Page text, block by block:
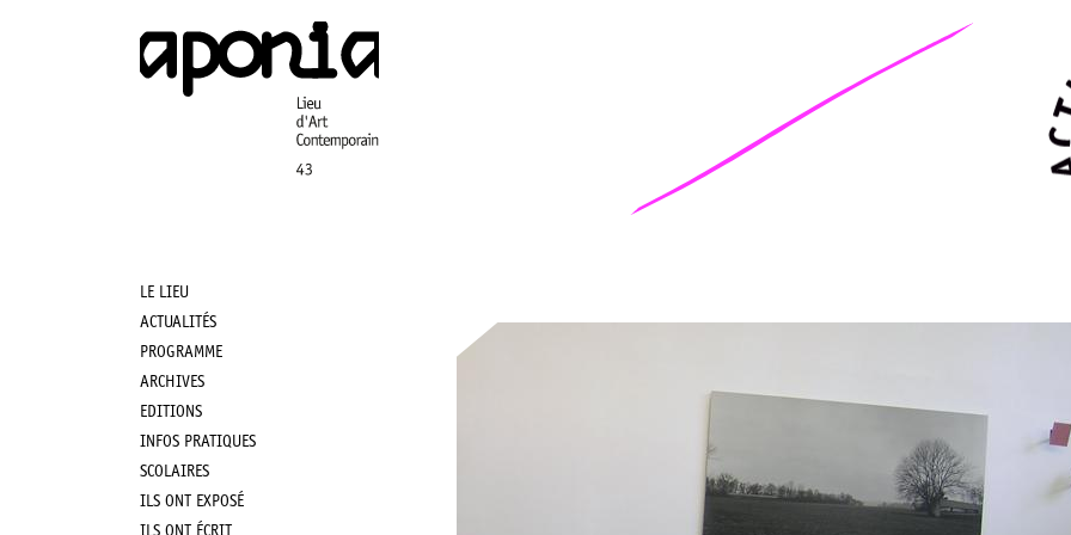
Main
navigation
LE LIEU
ACTUALITÉS
PROGRAMME
ARCHIVES
EDITIONS
INFOS PRATIQUES
SCOLAIRES
ILS ONT EXPOSÉ